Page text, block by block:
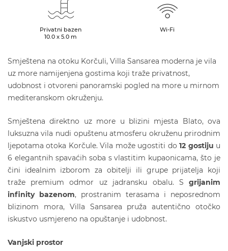
Privatni bazen
10.0 x 5.0 m
Wi-Fi
Smještena na otoku Korčuli, Villa Sansarea moderna je vila
uz more namijenjena gostima koji traže privatnost,
udobnost i otvoreni panoramski pogled na more u mirnom
mediteranskom okruženju.
Smještena direktno uz more u blizini mjesta Blato, ova
luksuzna vila nudi opuštenu atmosferu okruženu prirodnim
ljepotama otoka Korčule. Vila može ugostiti do12 gostiju u
6 elegantnih spavaćih soba s vlastitim kupaonicama, što je
čini idealnim izborom za obitelji ili grupe prijatelja koji
traže premium odmor uz jadransku obalu. Sgrijanim
infinity bazenom, prostranim terasama i neposrednom
blizinom mora, Villa Sansarea pruža autentično otočko
iskustvo usmjereno na opuštanje i udobnost.
Vanjski prostor